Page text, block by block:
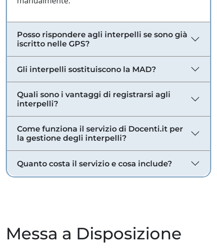
Posso rispondere agli interpelli se sono già
iscritto nelle GPS?
Gli interpelli sostituiscono la MAD?
Quali sono i vantaggi di registrarsi agli
interpelli?
Come funziona il servizio di Docenti.it per
la gestione degli interpelli?
Quanto costa il servizio e cosa include?
Messa a Disposizione